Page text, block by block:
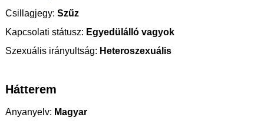
Csillagjegy: Szűz
Kapcsolati státusz: Egyedülálló vagyok
Szexuális irányultság: Heteroszexuális
Hátterem
Anyanyelv: Magyar